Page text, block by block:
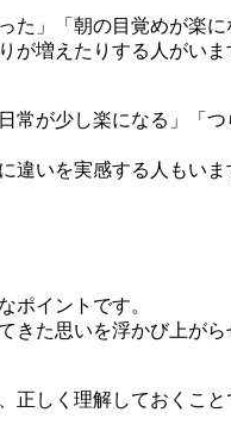
」「朝の目覚めが楽に
増えたりする人がい
が少し楽になる」「
いを実感する人もい
ポイントです。
た思いを浮かび上が
しく理解しておくこ